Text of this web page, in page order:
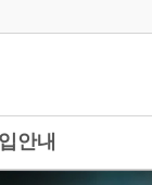
안내